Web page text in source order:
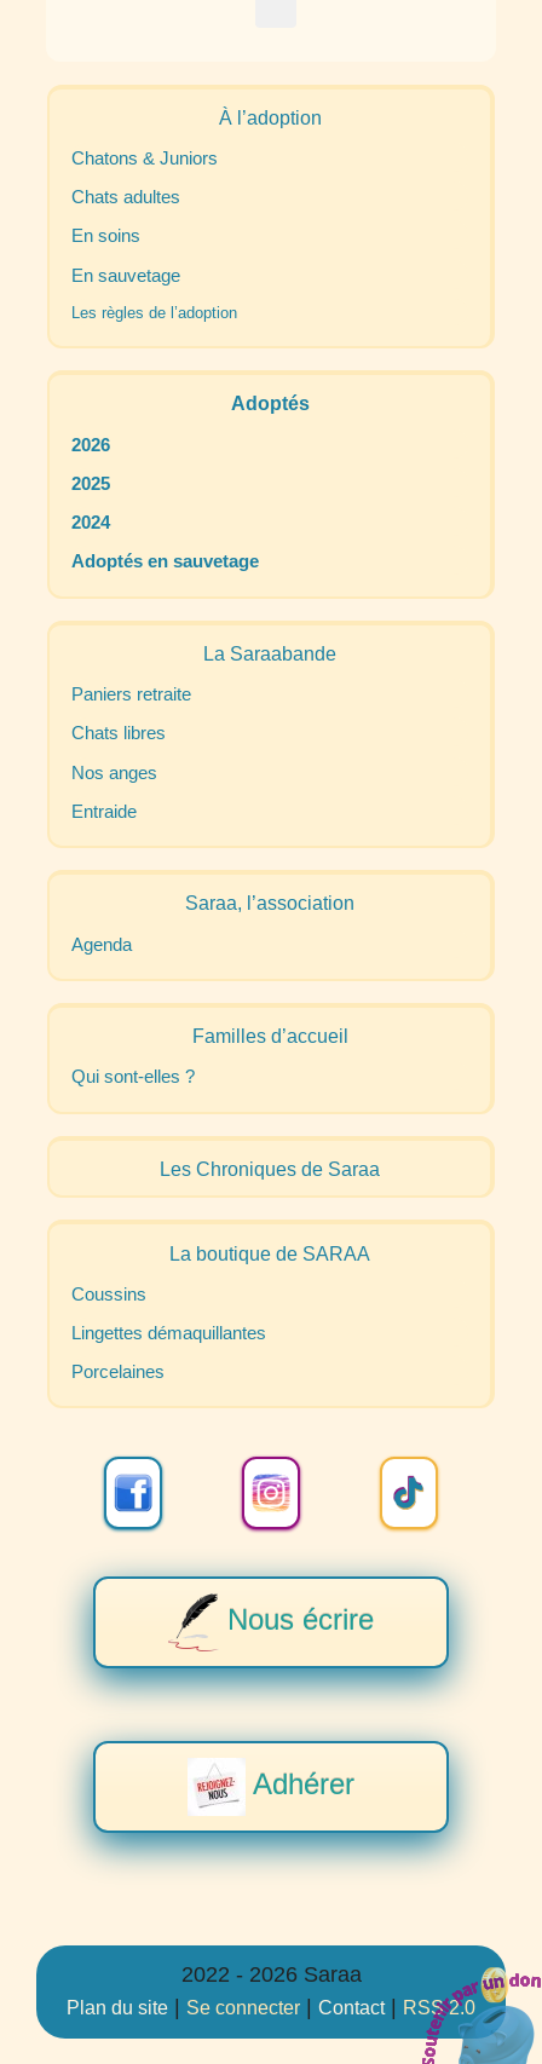
À l’adoption
Chatons & Juniors
Chats adultes
En soins
En sauvetage
Les règles de l’adoption
Adoptés
2026
2025
2024
Adoptés en sauvetage
La Saraabande
Paniers retraite
Chats libres
Nos anges
Entraide
Saraa, l’association
Agenda
Familles d’accueil
Qui sont-elles ?
Les Chroniques de Saraa
La boutique de SARAA
Coussins
Lingettes démaquillantes
Porcelaines
Nous écrire
Adhérer
2022 - 2026 Saraa
Plan du site | Se connecter | Contact| RSS 2.0